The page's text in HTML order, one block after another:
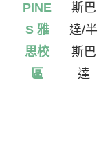
PINE
S 雅
思校
區
斯巴
達/半
斯巴
達